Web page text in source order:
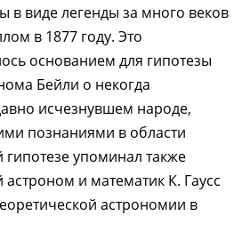
в виде легенды за много веков
в 1877 году. Это
основанием для гипотезы
Бейли о некогда
исчезнувшем народе,
познаниями в области
упоминал также
и математик К. Гаусс
астрономии в